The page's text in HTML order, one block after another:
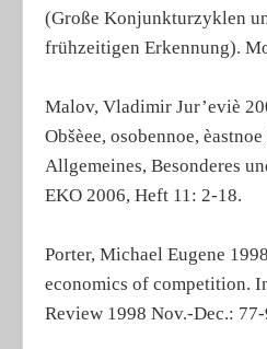
(Große Konjunkturzyklen
frühzeitigen Erkennung).
Malov, Vladimir Jur’eviè
Obšèee, osobennoe,
Allgemeines, Besonderes
EKO 2006, Heft 11: 2-18.
Porter, Michael Eugene
economics of competition.
Review 1998 Nov.-Dec.: